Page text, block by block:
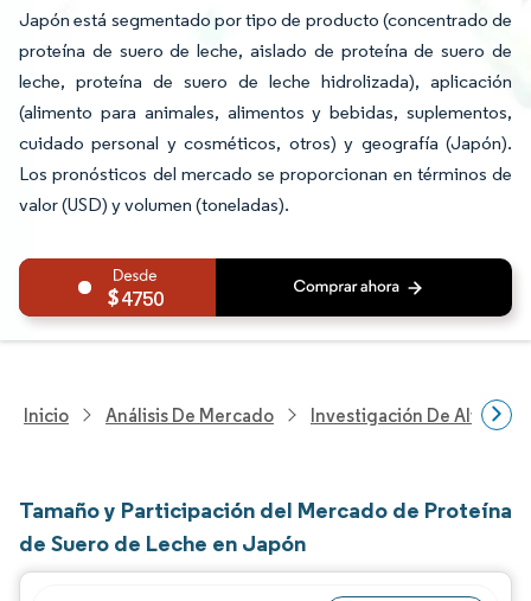
Japón está segmentado por tipo de producto (concentrado de
proteína de suero de leche, aislado de proteína de suero de
leche, proteína de suero de leche hidrolizada), aplicación
(alimento para animales, alimentos y bebidas, suplementos,
cuidado personal y cosméticos, otros) y geografía (Japón).
Los pronósticos del mercado se proporcionan en términos de
valor (USD) y volumen (toneladas).
4750
Inicio Análisis De Mercado Investigación De
Tamaño y Participación del Mercado de Proteína
de Suero de Leche en Japón